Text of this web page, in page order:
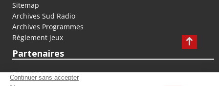
Sitemap
Archives Sud Radio
Archives Programmes
Règlement jeux
Partenaires
fiducial.fr